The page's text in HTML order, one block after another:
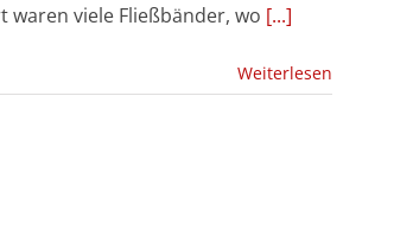
waren viele Fließbänder, wo [...]
Weiterlesen